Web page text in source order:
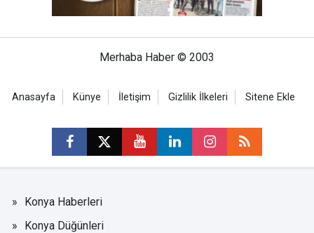
Merhaba Haber © 2003
Anasayfa Künye İletişim Gizlilik İlkeleri Sitene Ekle
Konya Haberleri
Konya Düğünleri